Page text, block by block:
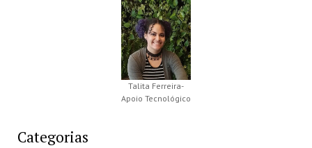
Talita Ferreira-
Apoio Tecnológico
Categorias